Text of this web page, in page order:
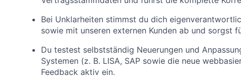
Bei Unklarheiten stimmst du dich
sowie mit unseren externen Kunden ab und sorgst
Du testest selbstständig Neuerungen und
Systemen (z. B. LISA, SAP sowie die neue
Feedback aktiv ein.